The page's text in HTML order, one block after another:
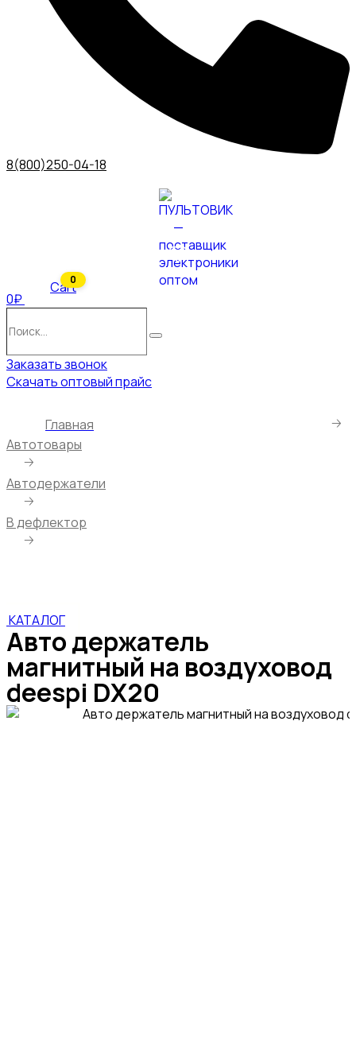
8(800)250-04-18
0₽
0
Cart
Поиск
Заказать звонок
Скачать оптовый прайс
Главная
🡢
Автотовары
🡢
Автодержатели
🡢
В дефлектор
🡢
КАТАЛОГ
Авто держатель
магнитный на воздуховод
deespi DX20